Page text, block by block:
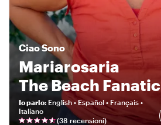
CiaoSono
Mariarosaria
The Beach Fanatic
Io parlo: English • Español • Français •
Italiano
(38 recensioni)